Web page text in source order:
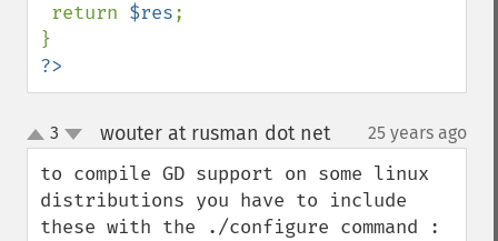
return $res;
?>
up
down
3 wouter at rusman dot net¶ 25 years ago
to compile GD support on some linux
distributions you have to include
these with the ./configure command :